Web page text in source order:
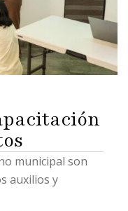
municipal son
auxilios y